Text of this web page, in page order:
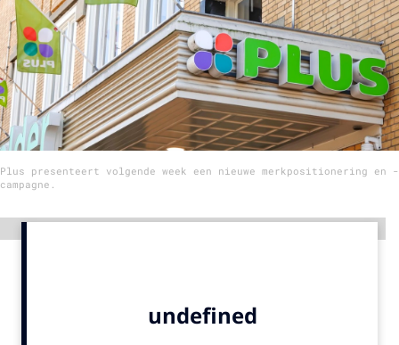
Menu
Home
9 sept: GenAI-training
12 nov: MarketingLive!
Adverteren
Events
Plus presenteert volgende week een nieuwe merkpositionering en -
campagne.